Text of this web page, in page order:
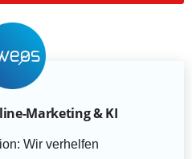
Marketing & KI
Wir verhelfen